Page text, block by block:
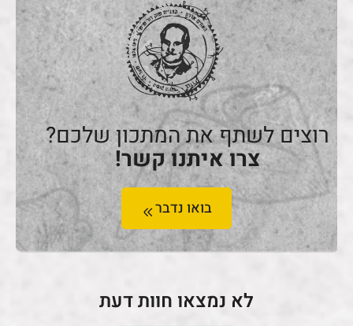
רוצים לשתף את המתכון שלכם?
צרו איתנו קשר!
בואו נדבר
לא נמצאו חוות דעת